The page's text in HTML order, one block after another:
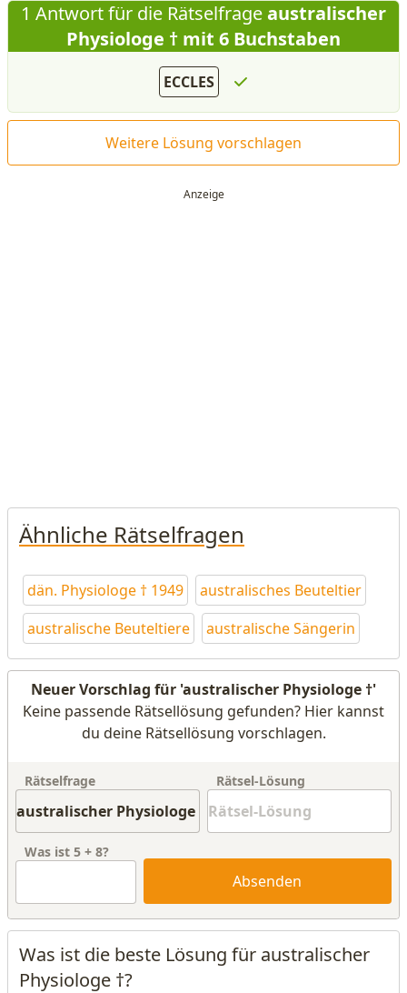
1 Antwort für die Rätselfrageaustralischer
Physiologe † mit 6 Buchstaben
ECCLES
Weitere Lösung vorschlagen
Ähnliche Rätselfragen
dän. Physiologe † 1949
australisches Beuteltier
australische Beuteltiere
australische Sängerin
Neuer Vorschlag für 'australischer Physiologe †'
Keine passende Rätsellösung gefunden? Hier kannst
du deine Rätsellösung vorschlagen.
Rätselfrage Rätsel-Lösung
Was ist 5 + 8?
Absenden
Was ist die beste Lösung für australischer
Physiologe †?